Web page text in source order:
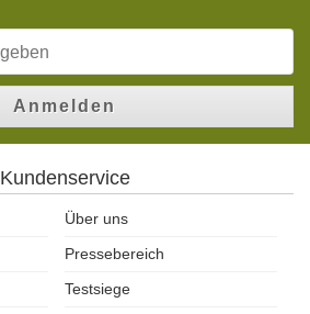
Anmelden
Kundenservice
Über uns
Pressebereich
Testsiege